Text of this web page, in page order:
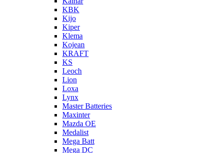
KBK
Kijo
Kiper
Klema
Kojean
KRAFT
KS
Leoch
Lion
Loxa
Lynx
Master Batteries
Maxinter
Mazda OE
Medalist
Mega Batt
Mega DC